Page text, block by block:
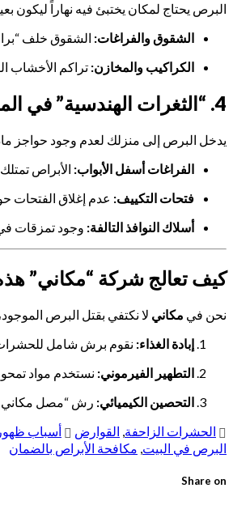
البرص يحتاج لمكان يختبئ فيه نهاراً ليكون
الشقوق والفراغات: الشقوق خلف
الكراكيب والمخازن: تراكم الأخشاب
4. “الثغرات الهندسية” في المنزل
يدخل البرص إلى منزلك لعدم وجود حواجز
الفراغات أسفل الأبواب: الأبراص
فتحات التكييف: عدم إغلاق الفتحات
أسلاك النوافذ التالفة: وجود تمزقات
كيف تعالج شركة “مكاني”
نحن في مكاني لا نكتفي بقتل البرص
إبادة الغذاء: نقوم برش شامل للحشرات
التطهير الفيرموني: نستخدم مواد تمحو
التحصين الكيميائي: رش “مصل مكاني
الحشرات الزاحفة, القوارض أسباب
البرص في البيت, مكافحة الأبراص بالضمان
Share on